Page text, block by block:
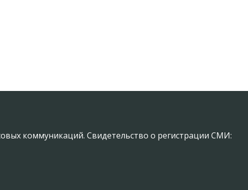
коммуникаций. Свидетельство о регистрации СМИ: